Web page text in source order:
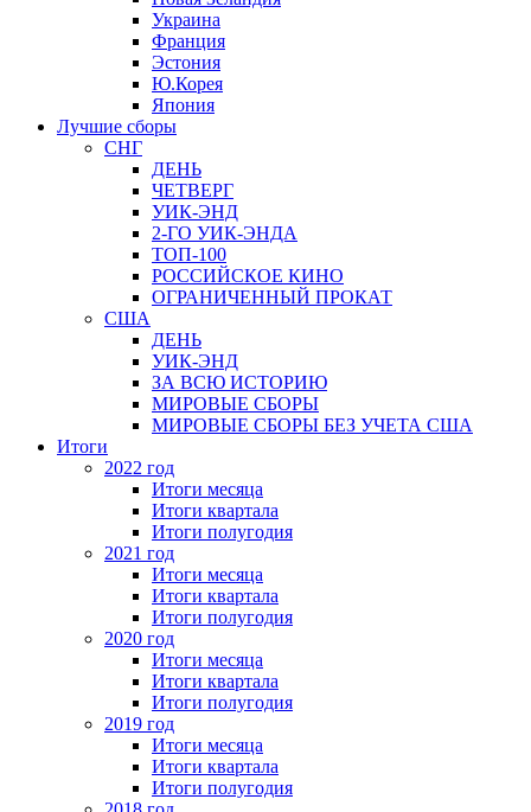
Украина
Франция
Эстония
Ю.Корея
Япония
Лучшие сборы
СНГ
ДЕНЬ
ЧЕТВЕРГ
УИК-ЭНД
2-ГО УИК-ЭНДА
ТОП-100
РОССИЙСКОЕ КИНО
ОГРАНИЧЕННЫЙ ПРОКАТ
США
ДЕНЬ
УИК-ЭНД
ЗА ВСЮ ИСТОРИЮ
МИРОВЫЕ СБОРЫ
МИРОВЫЕ СБОРЫ БЕЗ УЧЕТА США
Итоги
2022 год
Итоги месяца
Итоги квартала
Итоги полугодия
2021 год
Итоги месяца
Итоги квартала
Итоги полугодия
2020 год
Итоги месяца
Итоги квартала
Итоги полугодия
2019 год
Итоги месяца
Итоги квартала
Итоги полугодия